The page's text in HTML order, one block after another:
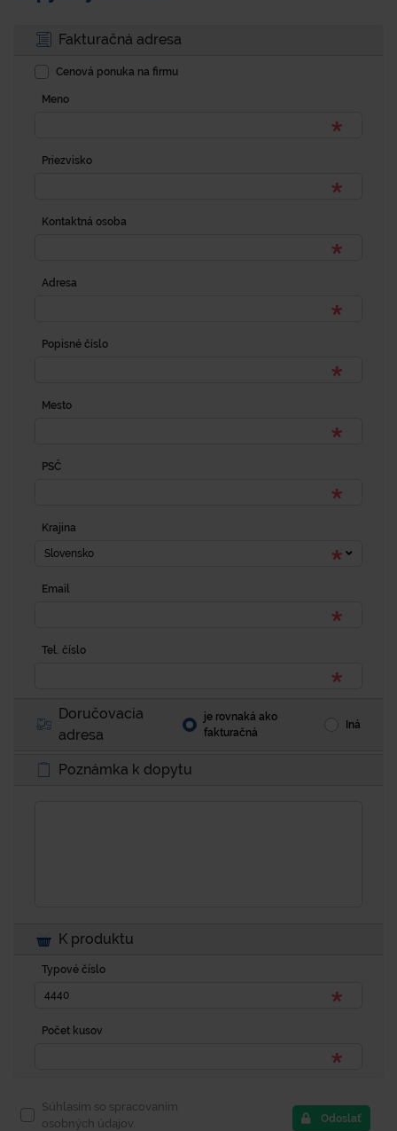
Fakturačná adresa
Cenová ponuka na firmu
Meno
Priezvisko
Kontaktná osoba
Adresa
Popisné číslo
Mesto
PSČ
Krajina
Slovensko
Email
Tel. číslo
Doručovacia
adresa
je rovnaká ako
fakturačná
Iná
Poznámka k dopytu
K produktu
Typové číslo
Počet kusov
Súhlasím so spracovaním
osobných údajov.
Odoslať